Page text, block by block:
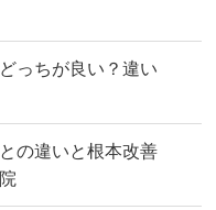
っちが良い？違い
の違いと根本改善